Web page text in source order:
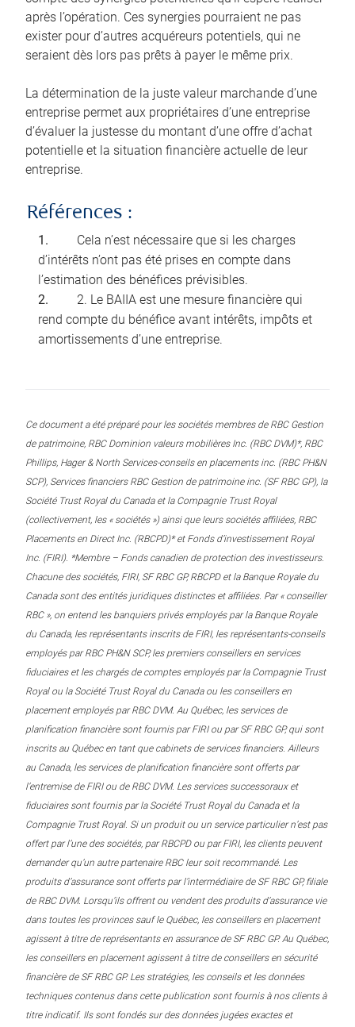
après l’opération. Ces synergies pourraient ne pas
exister pour d’autres acquéreurs potentiels, qui ne
seraient dès lors pas prêts à payer le même prix.
La détermination de la juste valeur marchande d’une
entreprise permet aux propriétaires d’une entreprise
d’évaluer la justesse du montant d’une offre d’achat
potentielle et la situation financière actuelle de leur
entreprise.
Références :
Cela n’est nécessaire que si les charges
d’intérêts n’ont pas été prises en compte dans
l’estimation des bénéfices prévisibles.
2. Le BAIIA est une mesure financière qui
rend compte du bénéfice avant intérêts, impôts et
amortissements d’une entreprise.
Ce document a été préparé pour les sociétés membres de RBC Gestion
de patrimoine, RBC Dominion valeurs mobilières Inc. (RBC DVM)*, RBC
Phillips, Hager & North Services-conseils en placements inc. (RBC PH&N
SCP), Services financiers RBC Gestion de patrimoine inc. (SF RBC GP), la
Société Trust Royal du Canada et la Compagnie Trust Royal
(collectivement, les « sociétés ») ainsi que leurs sociétés affiliées, RBC
Placements en Direct Inc. (RBCPD)* et Fonds d’investissement Royal
Inc. (FIRI). *Membre – Fonds canadien de protection des investisseurs.
Chacune des sociétés, FIRI, SF RBC GP, RBCPD et la Banque Royale du
Canada sont des entités juridiques distinctes et affiliées. Par « conseiller
RBC », on entend les banquiers privés employés par la Banque Royale
du Canada, les représentants inscrits de FIRI, les représentants-conseils
employés par RBC PH&N SCP, les premiers conseillers en services
fiduciaires et les chargés de comptes employés par la Compagnie Trust
Royal ou la Société Trust Royal du Canada ou les conseillers en
placement employés par RBC DVM. Au Québec, les services de
planification financière sont fournis par FIRI ou par SF RBC GP, qui sont
inscrits au Québec en tant que cabinets de services financiers. Ailleurs
au Canada, les services de planification financière sont offerts par
l’entremise de FIRI ou de RBC DVM. Les services successoraux et
fiduciaires sont fournis par la Société Trust Royal du Canada et la
Compagnie Trust Royal. Si un produit ou un service particulier n’est pas
offert par l’une des sociétés, par RBCPD ou par FIRI, les clients peuvent
demander qu’un autre partenaire RBC leur soit recommandé. Les
produits d’assurance sont offerts par l’intermédiaire de SF RBC GP, filiale
de RBC DVM. Lorsqu’ils offrent ou vendent des produits d’assurance vie
dans toutes les provinces sauf le Québec, les conseillers en placement
agissent à titre de représentants en assurance de SF RBC GP. Au Québec,
les conseillers en placement agissent à titre de conseillers en sécurité
financière de SF RBC GP. Les stratégies, les conseils et les données
techniques contenus dans cette publication sont fournis à nos clients à
titre indicatif. Ils sont fondés sur des données jugées exactes et